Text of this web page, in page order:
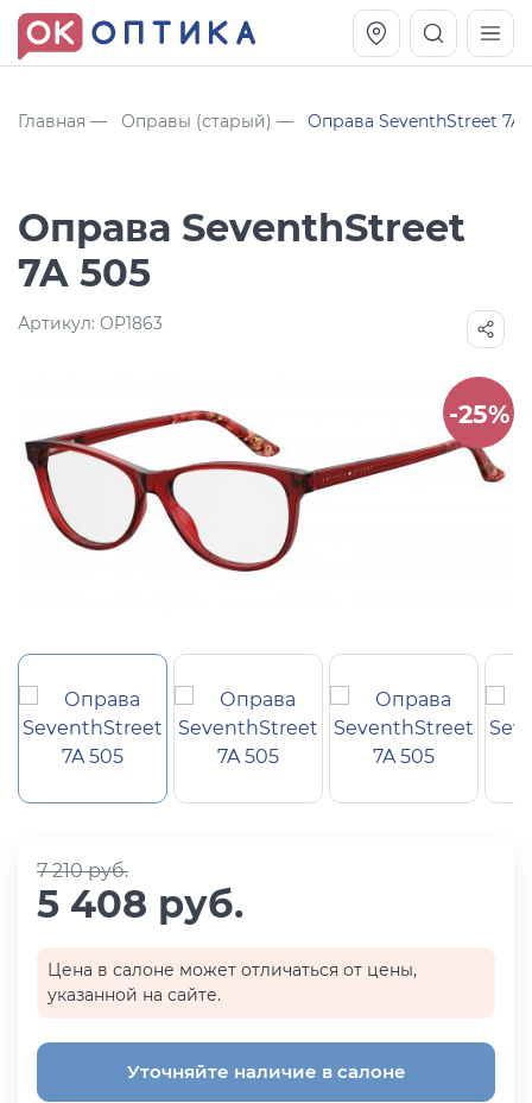
Главная Оправы (старый) Оправа SeventhStreet 7A
Оправа SeventhStreet
7A 505
Артикул: OP1863
-25%
7 210 руб.
5 408 руб.
Цена в салоне может отличаться от цены,
указанной на сайте.
Уточняйте наличие в салоне
11 991
Оправа Vogue OVO 4025
8 270руб.